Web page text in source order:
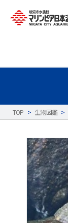
TOP > 生物図鑑 >